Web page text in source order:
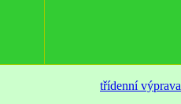
třídenní výprava